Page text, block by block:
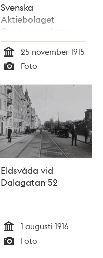
Svenska
Aktiebolaget
Gasaccumulator
Tid
25 november 1915
Typ
Foto
Eldsvåda vid
Dalagatan 52
Tid
1 augusti 1916
Typ
Foto